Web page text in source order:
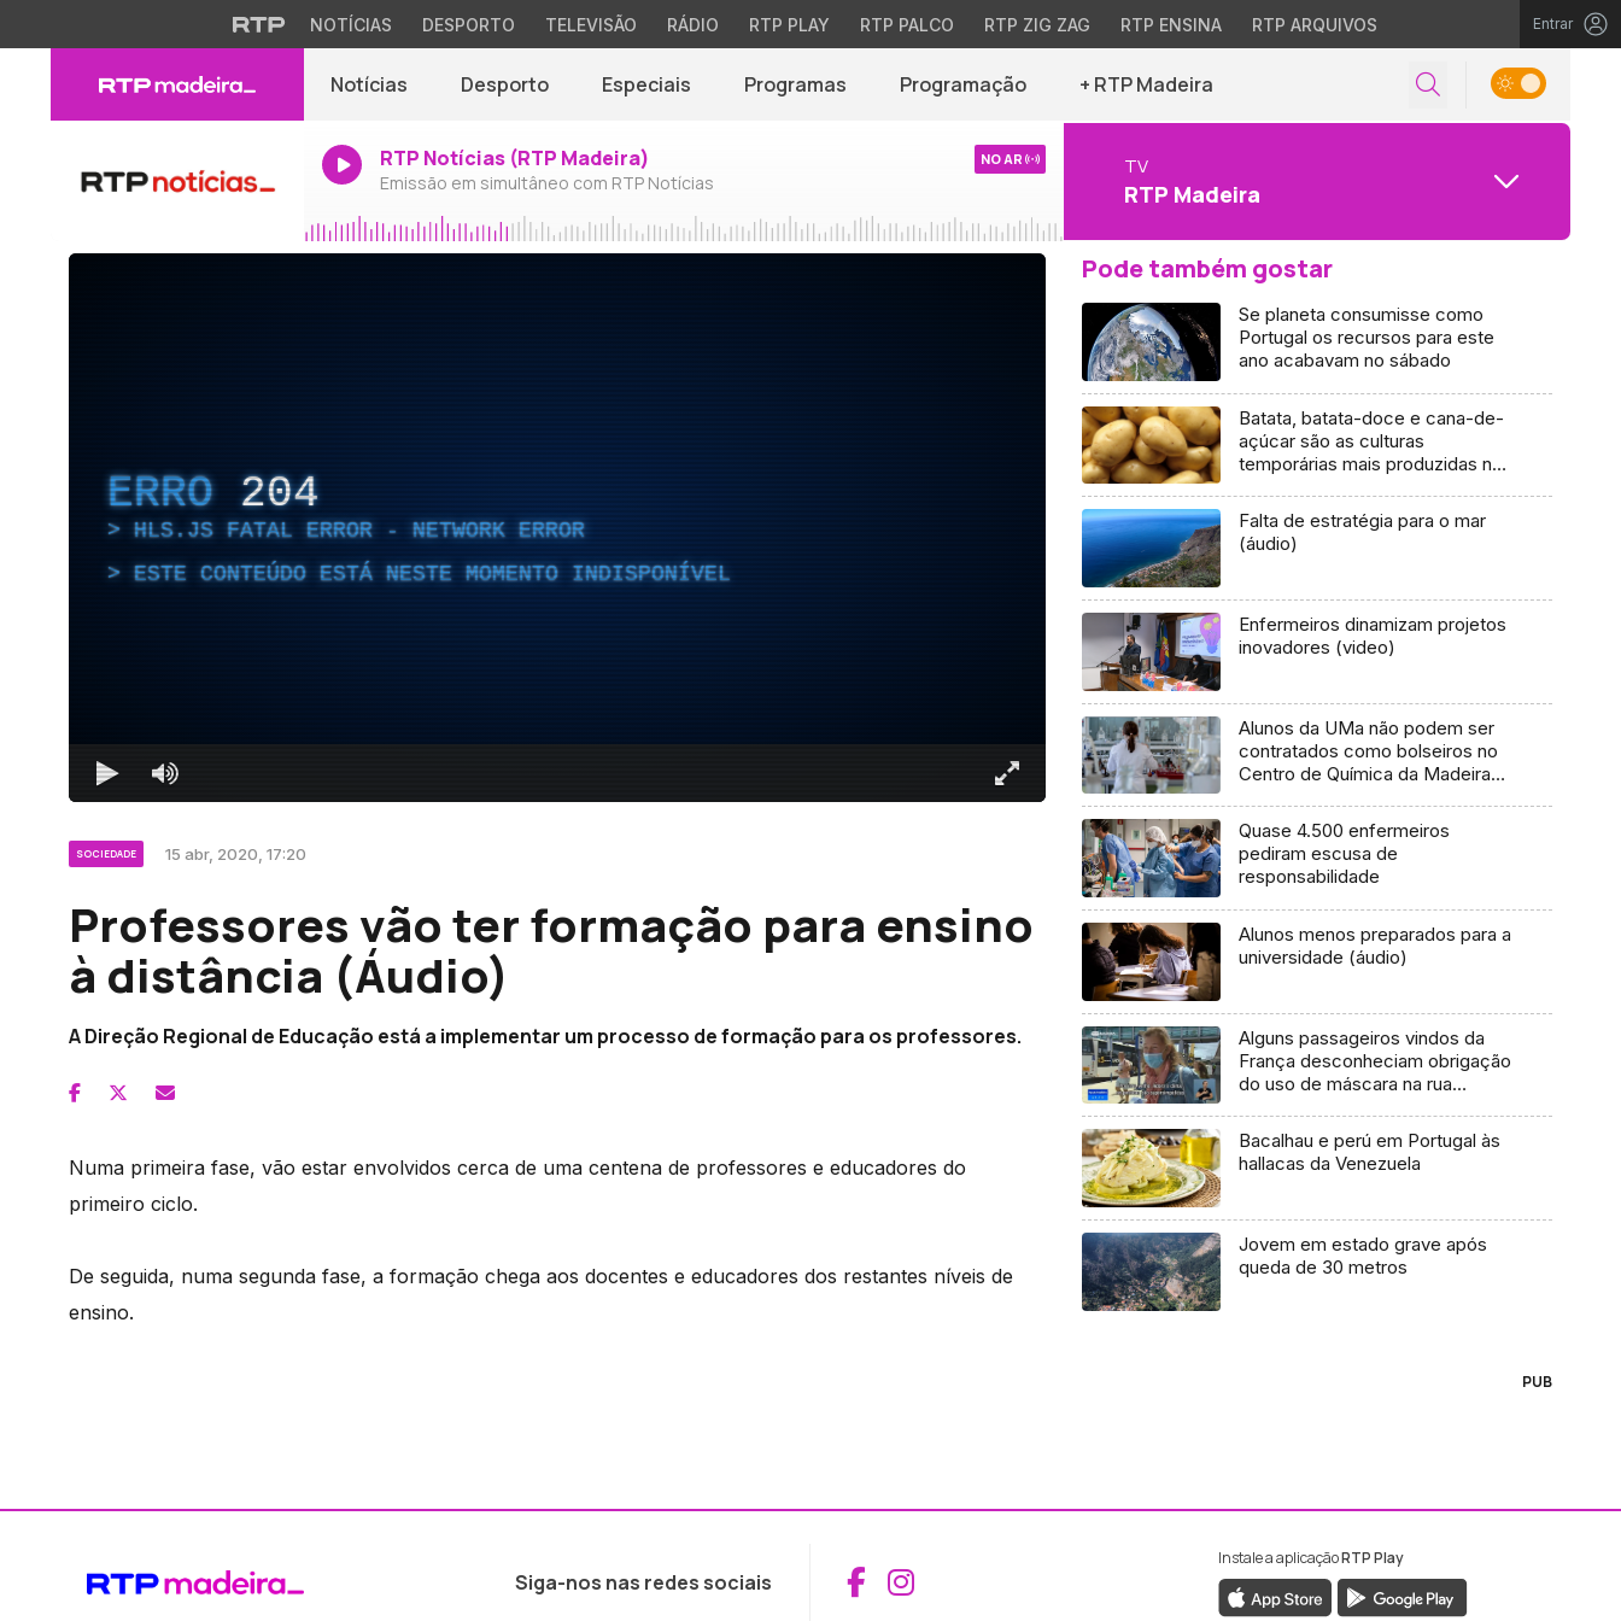
NOTÍCIAS DESPORTO TELEVISÃO RÁDIO RTP PLAY RTP PALCO RTP ZIG ZAG RTP ENSINA RTP ARQUIVOS Entrar
Notícias Desporto Especiais Programas Programação + RTP Madeira
RTP Notícias (RTP Madeira)
Emissão em simultâneo com RTP Notícias
NO AR TV
RTP Madeira
ERRO 204
HLS.JS FATAL ERROR - NETWORK ERROR
ESTE CONTEÚDO ESTÁ NESTE MOMENTO INDISPONÍVEL
SOCIEDADE 15 abr, 2020, 17:20
Professores vão ter formação para ensino
à distância (Áudio)
A Direção Regional de Educação está a implementar um processo de formação para os professores.
Numa primeira fase, vão estar envolvidos cerca de uma centena de professores e educadores do
primeiro ciclo.
De seguida, numa segunda fase, a formação chega aos docentes e educadores dos restantes níveis de
ensino.
Pode também gostar
Se planeta consumisse como
Portugal os recursos para este
ano acabavam no sábado
Batata, batata-doce e cana-de-
açúcar são as culturas
temporárias mais produzidas na
Falta de estratégia para o mar
(áudio)
Enfermeiros dinamizam projetos
inovadores (video)
Alunos da UMa não podem ser
contratados como bolseiros no
Centro de Química da Madeira
Quase 4.500 enfermeiros
pediram escusa de
responsabilidade
Alunos menos preparados para a
universidade (áudio)
Alguns passageiros vindos da
França desconheciam obrigação
do uso de máscara na rua
Bacalhau e perú em Portugal às
hallacas da Venezuela
Jovem em estado grave após
queda de 30 metros
PUB
Siga-nos nas redes sociais Aceder ao Facebook da RTP Madeira
Aceder ao Instagram da RTP Madeira
Instale a aplicaçãoRTP Play